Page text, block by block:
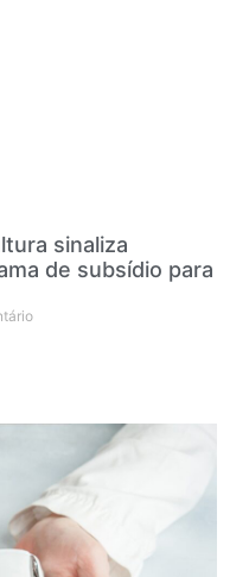
sinaliza
de subsídio para